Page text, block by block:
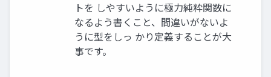
トを しやすいように極力純粋関数に
なるよう書くこと、間違いがないよ
うに型をしっ かり定義することが大
事です。